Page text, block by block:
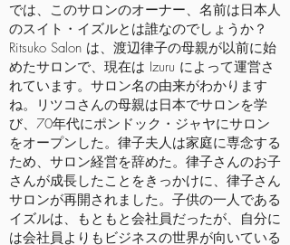
では、このサロンのオーナー、名前は日本人
のスイト・イズルとは誰なのでしょうか？
Ritsuko Salon は、渡辺律子の母親が以前に始
めたサロンで、現在は Izuru によって運営さ
れています。サロン名の由来がわかります
ね。リツコさんの母親は日本でサロンを学
び、70年代にポンドック・ジャヤにサロン
をオープンした。律子夫人は家庭に専念する
ため、サロン経営を辞めた。律子さんのお子
さんが成長したことをきっかけに、律子さん
サロンが再開されました。子供の一人である
イズルは、もともと会社員だったが、自分に
は会社員よりもビジネスの世界が向いている